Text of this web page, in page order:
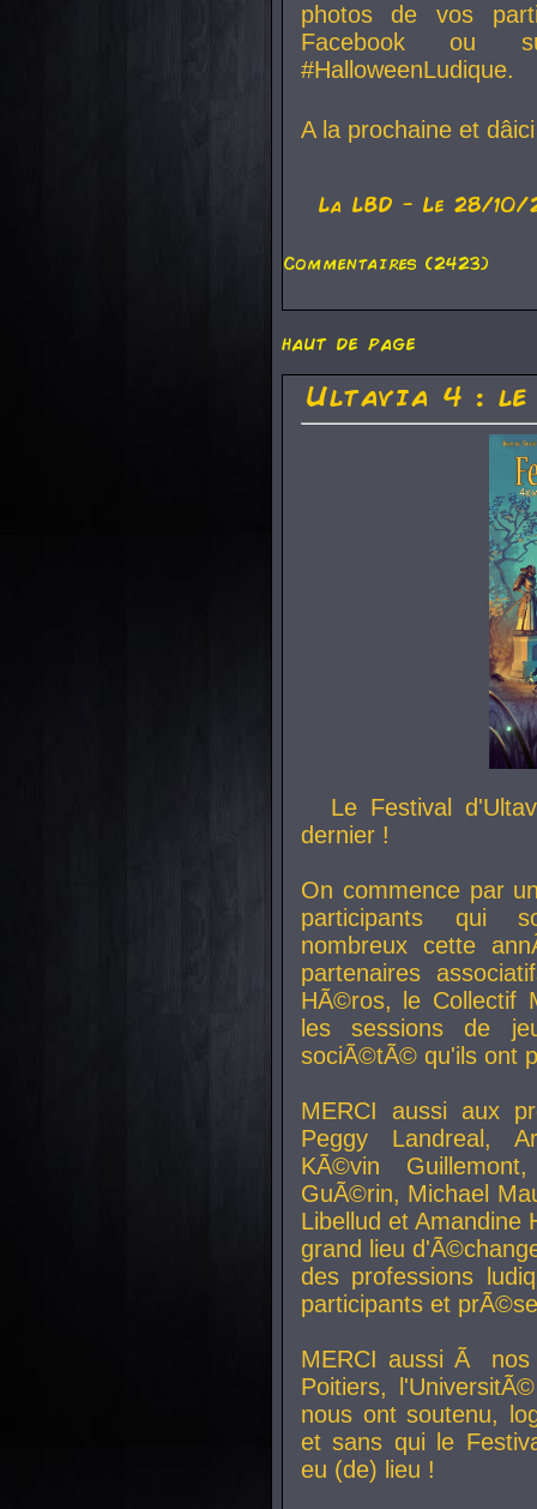
photos de vos
Facebook ou
#HalloweenLudique.
A la prochaine et
La LBD - Le 28/10/
Commentaires (2423)
haut de page
Ultavia 4 :
Le Festival
dernier !
On commence par
participants qui
nombreux cette
partenaires
HÃ©ros, le Collectif
les sessions de
sociÃ©tÃ© qu'ils ont
MERCI aussi aux
Peggy Landreal,
KÃ©vin
GuÃ©rin, Michael
Libellud et Amandine
grand lieu
des professions
participants et
MERCI aussi Ã nos
Poitiers,
nous ont soutenu,
et sans qui le
eu (de) lieu !